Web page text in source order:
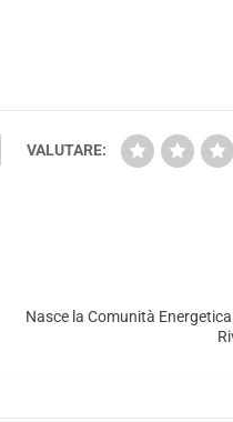
VALUTARE:
Nasce la Comunità